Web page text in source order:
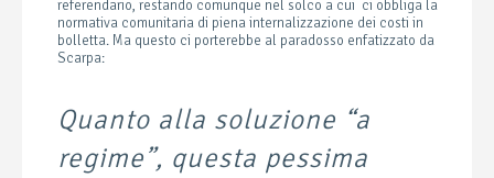
referendario, restando comunque nel solco a cui ci obbliga la
normativa comunitaria di piena internalizzazione dei costi in
bolletta. Ma questo ci porterebbe al paradosso enfatizzato da
Scarpa:
Quanto alla soluzione “a
regime”, questa pessima